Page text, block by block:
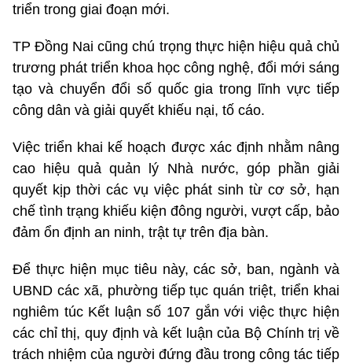
triển trong giai đoạn mới.
TP Đồng Nai cũng chú trọng thực hiện hiệu quả chủ
trương phát triển khoa học công nghệ, đổi mới sáng
tạo và chuyển đổi số quốc gia trong lĩnh vực tiếp
công dân và giải quyết khiếu nại, tố cáo.
Việc triển khai kế hoạch được xác định nhằm nâng
cao hiệu quả quản lý Nhà nước, góp phần giải
quyết kịp thời các vụ việc phát sinh từ cơ sở, hạn
chế tình trạng khiếu kiện đông người, vượt cấp, bảo
đảm ổn định an ninh, trật tự trên địa bàn.
Để thực hiện mục tiêu này, các sở, ban, ngành và
UBND các xã, phường tiếp tục quán triệt, triển khai
nghiêm túc Kết luận số 107 gắn với việc thực hiện
các chỉ thị, quy định và kết luận của Bộ Chính trị về
trách nhiệm của người đứng đầu trong công tác tiếp